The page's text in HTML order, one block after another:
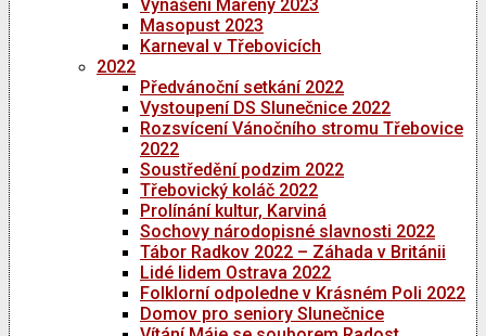
Vynášení Mařeny 2023
Masopust 2023
Karneval v Třebovicích
2022
Předvánoční setkání 2022
Vystoupení DS Slunečnice 2022
Rozsvícení Vánočního stromu Třebovice
2022
Soustředění podzim 2022
Třebovický koláč 2022
Prolínání kultur, Karviná
Sochovy národopisné slavnosti 2022
Tábor Radkov 2022 – Záhada v Británii
Lidé lidem Ostrava 2022
Folklorní odpoledne v Krásném Poli 2022
Domov pro seniory Slunečnice